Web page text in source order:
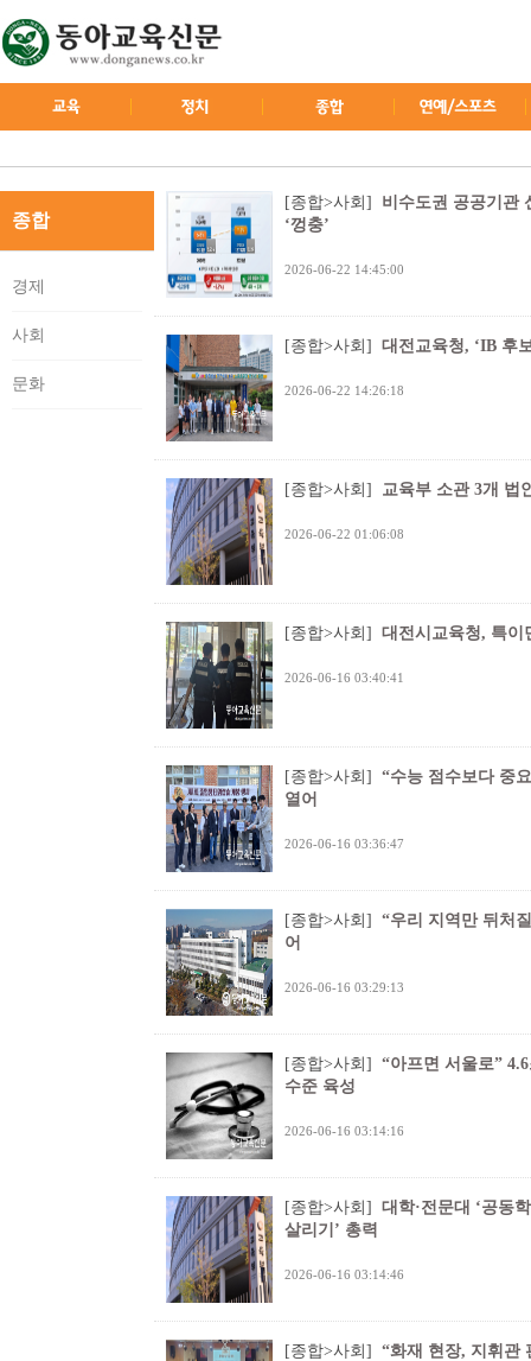
종합
경제
사회
문화
[종합>사회]
비수도권 공공기관
‘껑충’
2026-06-22 14:45:00
[종합>사회] 대전교육청, ‘IB 후
2026-06-22 14:26:18
[종합>사회] 교육부 소관 3개 법
2026-06-22 01:06:08
[종합>사회] 대전시교육청, 특이
2026-06-16 03:40:41
[종합>사회]
“수능 점수보다 중
열어
2026-06-16 03:36:47
[종합>사회]
“우리 지역만 뒤처
어
2026-06-16 03:29:13
[종합>사회]
“아프면 서울로”
수준 육성
2026-06-16 03:14:16
[종합>사회]
대학·전문대 ‘공동
살리기’ 총력
2026-06-16 03:14:46
[종합>사회] “화재 현장, 지휘관